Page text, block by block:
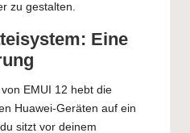
zu gestalten.
Eine
EMUI 12 hebt die
Huawei-Geräten auf ein
sitzt vor deinem